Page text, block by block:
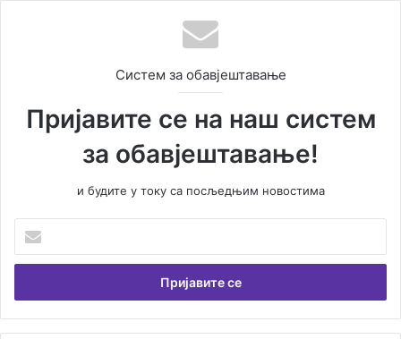
Систем за обавјештавање
Пријавите се на наш систем
за обавјештавање!
и будите у току са посљедњим новостима
е
и
т